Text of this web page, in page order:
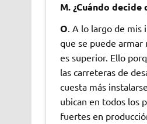
M. ¿Cuándo
O. A lo largo de mis
que se puede armar
es superior. Ello
las carreteras de
cuesta más
ubican en todos los
fuertes en